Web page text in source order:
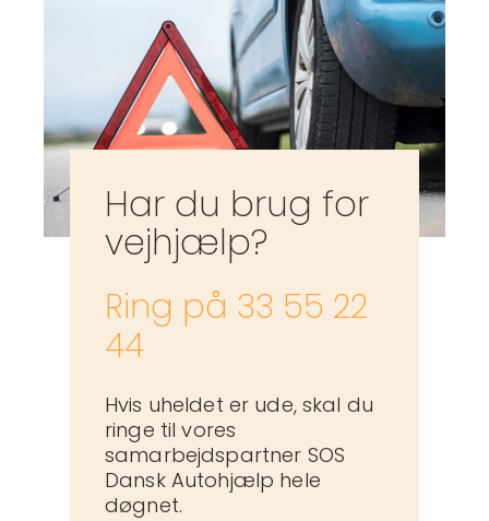
Har du brug for
vejhjælp?
Ring på 33 55 22
44
Hvis uheldet er ude, skal du
ringe til vores
samarbejdspartner SOS
Dansk Autohjælp hele
døgnet.